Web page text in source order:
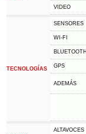
VIDEO
TECNOLOGÍAS
SENSORES
WI-FI
BLUETOOTH
GPS
ADEMÁS
ALTAVOCES